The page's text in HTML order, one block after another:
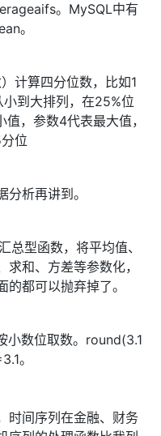
。MySQL中有
。
计算四分位数，比如1
到大排列，在25%位
，参数4代表最大值，
位
析再讲到。
型函数，将平均值、
和、方差等参数化，
都可以抛弃掉了。
小数位取数。round(3.1
。
时间序列在金融、财务